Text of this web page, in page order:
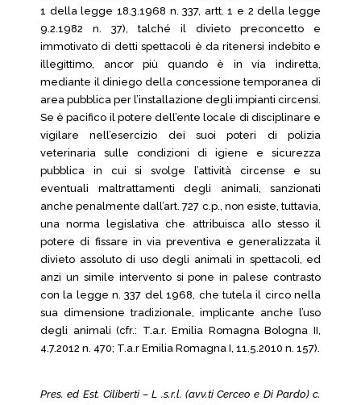
1 della legge 18.3.1968 n. 337, artt. 1 e 2 della legge
9.2.1982 n. 37), talché il divieto preconcetto e
immotivato di detti spettacoli è da ritenersi indebito e
illegittimo, ancor più quando è in via indiretta,
mediante il diniego della concessione temporanea di
area pubblica per l’installazione degli impianti circensi.
Se è pacifico il potere dell’ente locale di disciplinare e
vigilare nell’esercizio dei suoi poteri di polizia
veterinaria sulle condizioni di igiene e sicurezza
pubblica in cui si svolge l’attività circense e su
eventuali maltrattamenti degli animali, sanzionati
anche penalmente dall’art. 727 c.p., non esiste, tuttavia,
una norma legislativa che attribuisca allo stesso il
potere di fissare in via preventiva e generalizzata il
divieto assoluto di uso degli animali in spettacoli, ed
anzi un simile intervento si pone in palese contrasto
con la legge n. 337 del 1968, che tutela il circo nella
sua dimensione tradizionale, implicante anche l’uso
degli animali (cfr.: T.a.r. Emilia Romagna Bologna II,
4.7.2012 n. 470; T.a.r Emilia Romagna I, 11.5.2010 n. 157).
Pres. ed Est. Ciliberti – L .s.r.l. (avv.ti Cerceo e Di Pardo) c.